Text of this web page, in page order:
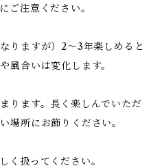
ご注意ください。
りますが）2～3年楽しめると
風合いは変化します。
ります。長く楽しんでいただ
場所にお飾りください。
く扱ってください。